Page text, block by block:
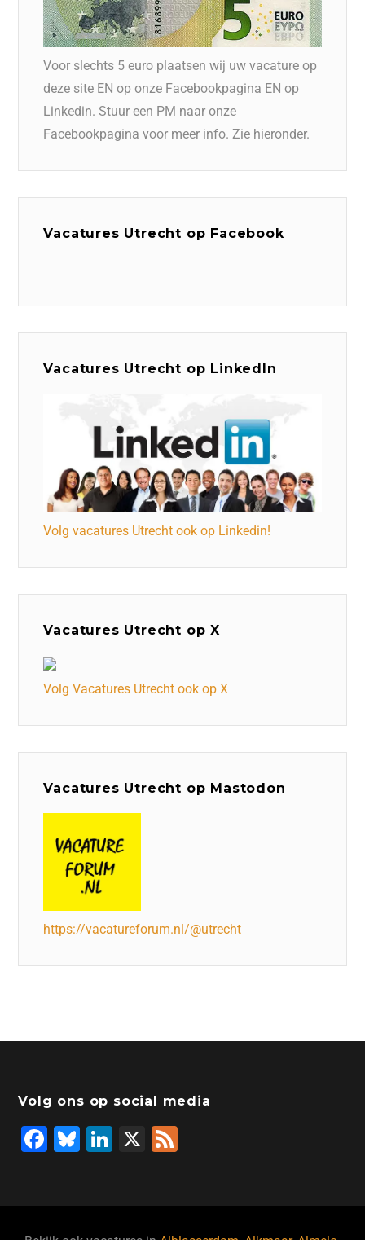
Voor slechts 5 euro plaatsen wij uw vacature op
deze site EN op onze Facebookpagina EN op
Linkedin. Stuur een PM naar onze
Facebookpagina voor meer info. Zie hieronder.
Vacatures Utrecht op Facebook
Vacatures Utrecht op LinkedIn
Volg vacatures Utrecht ook op Linkedin!
Vacatures Utrecht op X
Volg Vacatures Utrecht ook op X
Vacatures Utrecht op Mastodon
https://vacatureforum.nl/@utrecht
Volg ons op social media
F
Bl
Li X